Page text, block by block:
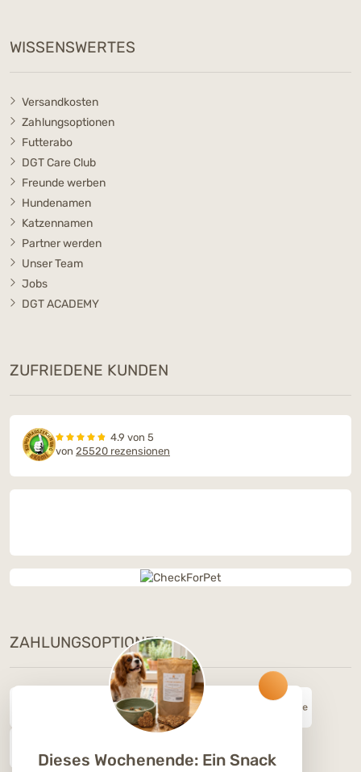
WISSENSWERTES
Versandkosten
Zahlungsoptionen
Futterabo
DGT Care Club
Freunde werben
Hundenamen
Katzennamen
Partner werden
Unser Team
Jobs
DGT ACADEMY
ZUFRIEDENE KUNDEN
4.9 von 5
von 25520 rezensionen
ZAHLUNGSOPTIONEN
Dieses Wochenende: Ein Snack